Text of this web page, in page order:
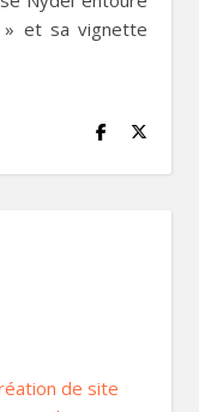
» et sa vignette
de site